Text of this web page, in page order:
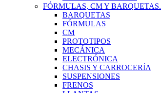
FÓRMULAS, CM Y BARQUETAS.
BARQUETAS
FÓRMULAS
CM
PROTOTIPOS
MECÁNICA
ELECTRÓNICA
CHASIS Y CARROCERÍA
SUSPENSIONES
FRENOS